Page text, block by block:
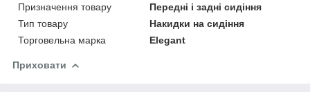
Призначення товару
Передні і задні сидіння
Тип товару
Накидки на сидіння
Торговельна марка
Elegant
Приховати